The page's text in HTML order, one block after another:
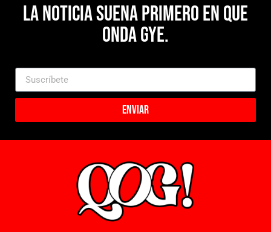
La noticia suena primero en Que
Onda Gye.
Enviar